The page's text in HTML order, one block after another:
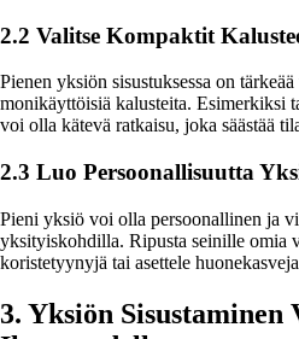
2.2 Valitse Kompaktit
Pienen yksiön sisustuksessa on
monikäyttöisiä kalusteita. Esimerkiksi
voi olla kätevä ratkaisu, joka säästää
2.3 Luo Persoonallisuutta
Pieni yksiö voi olla persoonallinen ja
yksityiskohdilla. Ripusta seinille omia
koristetyynyjä tai asettele
3. Yksiön